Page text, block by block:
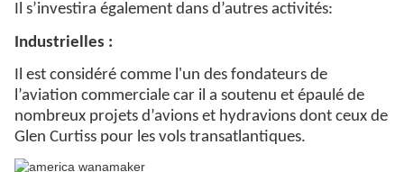
Il s’investira également dans d’autres activités:
Industrielles :
Il est considéré comme l'un des fondateurs de
l’aviation commerciale car il a soutenu et épaulé de
nombreux projets d’avions et hydravions dont ceux de
Glen Curtiss pour les vols transatlantiques.